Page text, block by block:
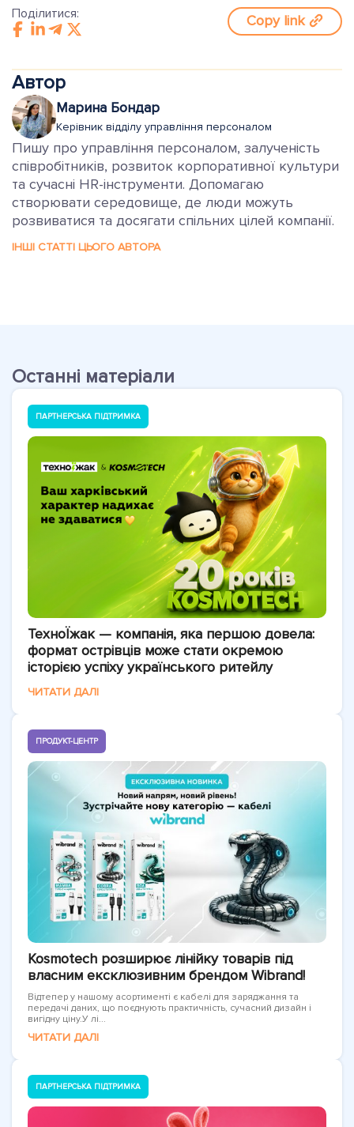
Поділитися: Copy link
Автор
Марина Бондар
Керівник відділу управління персоналом
Пишу про управління персоналом, залученість
співробітників, розвиток корпоративної культури
та сучасні HR-інструменти. Допомагаю
створювати середовище, де люди можуть
розвиватися та досягати спільних цілей компанії.
ІНШІ СТАТТІ ЦЬОГО АВТОРА
Останні матеріали
ПАРТНЕРСЬКА ПІДТРИМКА
ТехноЇжак — компанія, яка першою довела:
формат острівців може стати окремою
історією успіху українського ритейлу
ЧИТАТИ ДАЛІ
ПРОДУКТ-ЦЕНТР
Kosmotech розширює лінійку товарів під
власним ексклюзивним брендом Wibrand!
Відтепер у нашому асортименті є кабелі для заряджання та
передачі даних, що поєднують практичність, сучасний дизайн і
вигідну ціну.У лі...
ЧИТАТИ ДАЛІ
ПАРТНЕРСЬКА ПІДТРИМКА